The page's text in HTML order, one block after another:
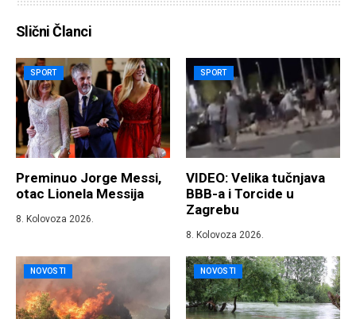
Slični Članci
SPORT
Preminuo Jorge Messi,
otac Lionela Messija
8. Kolovoza 2026.
SPORT
VIDEO: Velika tučnjava
BBB-a i Torcide u
Zagrebu
8. Kolovoza 2026.
NOVOSTI NOVOSTI